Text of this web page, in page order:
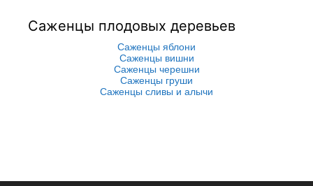
Саженцы плодовых деревьев
Саженцы яблони
Саженцы вишни
Саженцы черешни
Саженцы груши
Саженцы сливы и алычи